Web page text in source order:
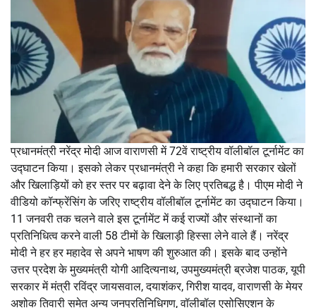
प्रधानमंत्री नरेंद्र मोदी आज वाराणसी में 72वें राष्ट्रीय वॉलीबॉल टूर्नामेंट का
उद्घाटन किया। इसको लेकर प्रधानमंत्री ने कहा कि हमारी सरकार खेलों
और खिलाड़ियों को हर स्तर पर बढ़ावा देने के लिए प्रतिबद्ध है। पीएम मोदी ने
वीडियो कॉन्फ्रेंसिंग के जरिए राष्ट्रीय वॉलीबॉल टूर्नामेंट का उद्घाटन किया।
11 जनवरी तक चलने वाले इस टूर्नामेंट में कई राज्यों और संस्थानों का
प्रतिनिधित्व करने वाली 58 टीमों के खिलाड़ी हिस्सा लेने वाले हैं। नरेंद्र
मोदी ने हर हर महादेव से अपने भाषण की शुरुआत की। इसके बाद उन्होंने
उत्तर प्रदेश के मुख्यमंत्री योगी आदित्यनाथ, उपमुख्यमंत्री ब्रजेश पाठक, यूपी
सरकार में मंत्री रविंद्र जायसवाल, दयाशंकर, गिरीश यादव, वाराणसी के मेयर
अशोक तिवारी समेत अन्य जनप्रतिनिधिगण, वॉलीबॉल एसोसिएशन के